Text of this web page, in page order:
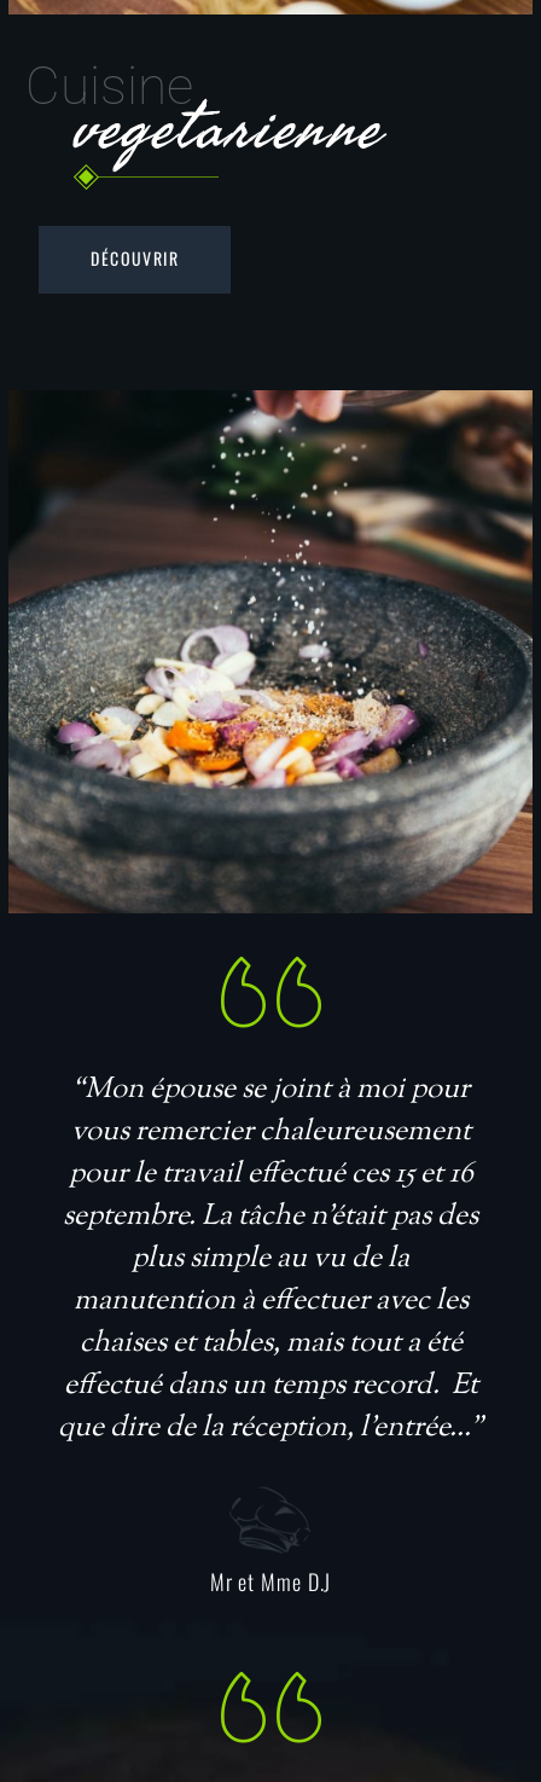
Cuisine
vegetarienne
DÉCOUVRIR
“Mon épouse se joint à moi pour
vous remercier chaleureusement
pour le travail effectué ces 15 et 16
septembre. La tâche n’était pas des
plus simple au vu de la
manutention à effectuer avec les
chaises et tables, mais tout a été
effectué dans un temps record. Et
que dire de la réception, l’entrée...”
Mr et Mme D.J